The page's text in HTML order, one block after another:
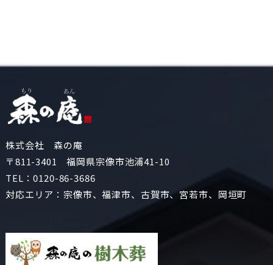
株式会社 森の庵
〒811-3401 福岡県宗像市池浦41-10
TEL：0120-86-3686
対応エリア：宗像市、福津市、古賀市、宮若市、岡垣町